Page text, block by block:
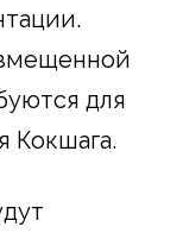
для
Кокшага.